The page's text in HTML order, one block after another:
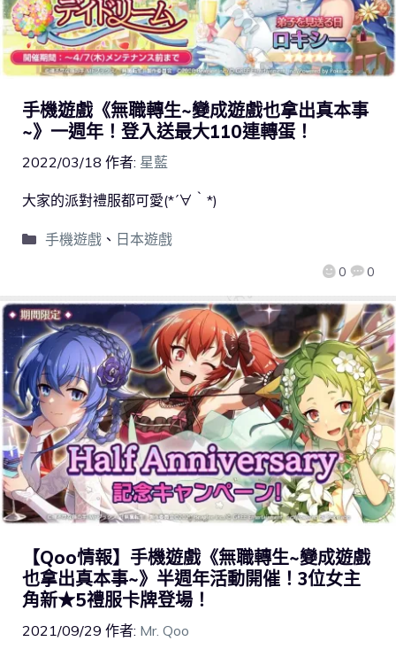
手機遊戲《無職轉生~變成遊戲也拿出真本事
~》一週年！登入送最大110連轉蛋！
2022/03/18 作者: 星藍
0 0
大家的派對禮服都可愛(*´∀｀*)
手機遊戲、 日本遊戲
【Qoo情報】手機遊戲《無職轉生~變成遊戲
也拿出真本事~》半週年活動開催！3位女主
角新★5禮服卡牌登場！
2021/09/29 作者: Mr. Qoo